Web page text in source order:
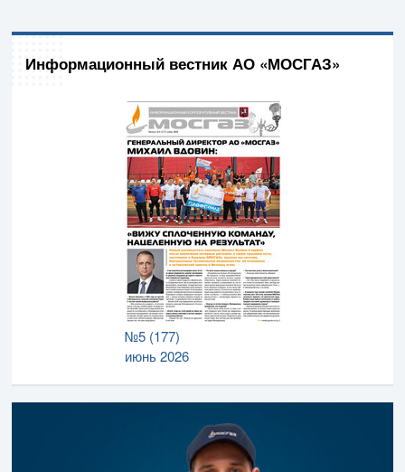
Информационный вестник АО «МОСГАЗ»
№5 (177)
июнь 2026